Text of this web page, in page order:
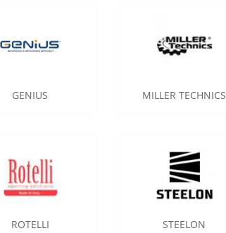
GENIUS MILLER TECHNICS
ROTELLI STEELON